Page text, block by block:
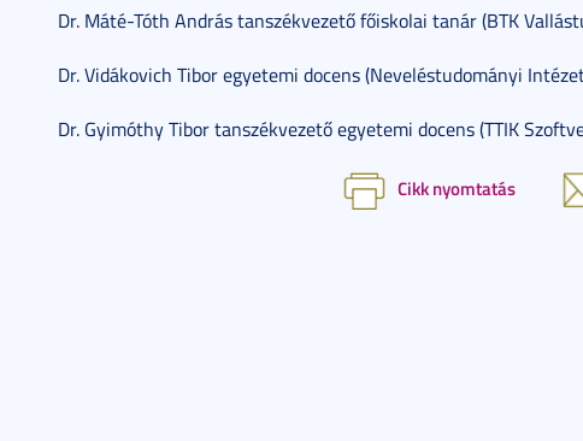
Dr. Máté-Tóth András tanszékvezető főiskolai tanár (BTK
Dr. Vidákovich Tibor egyetemi docens (Neveléstudományi
Dr. Gyimóthy Tibor tanszékvezető egyetemi docens (TTIK
Cikk nyomtatás